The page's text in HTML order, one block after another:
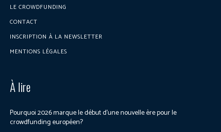
LE CROWDFUNDING
CONTACT
INSCRIPTION À LA NEWSLETTER
MENTIONS LÉGALES
À lire
Pourquoi 2026 marque le début d’une nouvelle ère pour le
crowdfunding européen?